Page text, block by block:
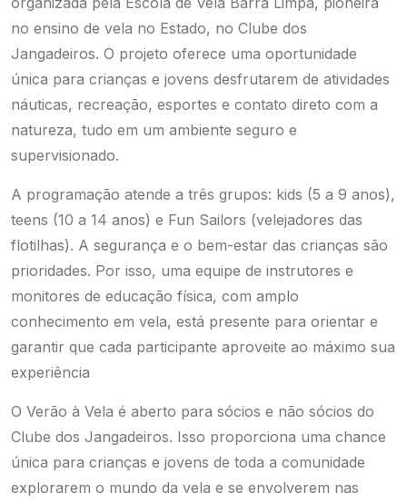
no ensino de vela no Estado, no Clube dos
Jangadeiros. O projeto oferece uma oportunidade
única para crianças e jovens desfrutarem de atividades
náuticas, recreação, esportes e contato direto com a
natureza, tudo em um ambiente seguro e
supervisionado.
A programação atende a três grupos: kids (5 a 9 anos),
teens (10 a 14 anos) e Fun Sailors (velejadores das
flotilhas). A segurança e o bem-estar das crianças são
prioridades. Por isso, uma equipe de instrutores e
monitores de educação física, com amplo
conhecimento em vela, está presente para orientar e
garantir que cada participante aproveite ao máximo sua
experiência
O Verão à Vela é aberto para sócios e não sócios do
Clube dos Jangadeiros. Isso proporciona uma chance
única para crianças e jovens de toda a comunidade
explorarem o mundo da vela e se envolverem nas